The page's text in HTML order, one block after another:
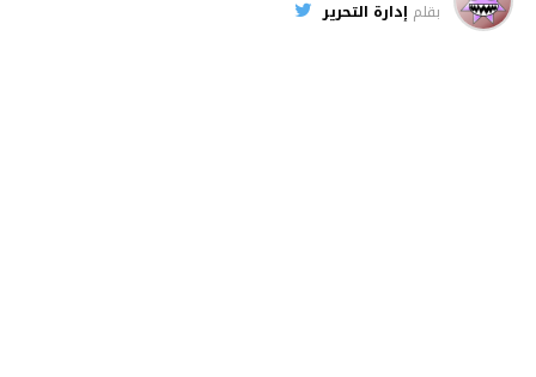
بقلم إدارة التحرير